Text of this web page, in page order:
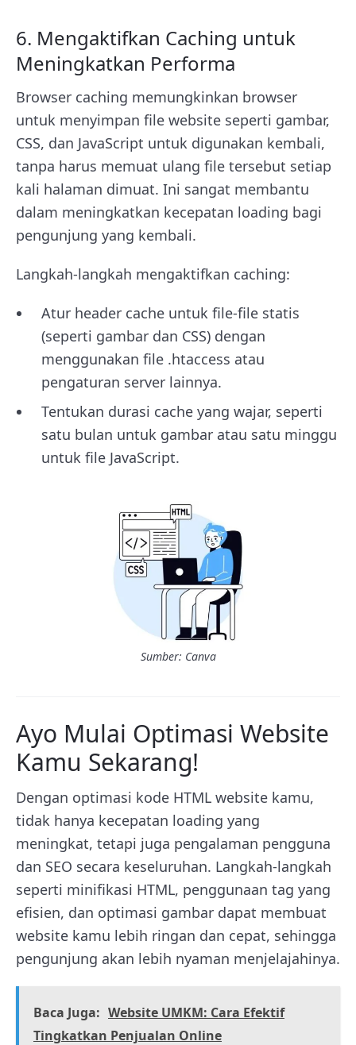
6. Mengaktifkan Caching untuk
Meningkatkan Performa
Browser caching memungkinkan browser
untuk menyimpan file website seperti gambar,
CSS, dan JavaScript untuk digunakan kembali,
tanpa harus memuat ulang file tersebut setiap
kali halaman dimuat. Ini sangat membantu
dalam meningkatkan kecepatan loading bagi
pengunjung yang kembali.
Langkah-langkah mengaktifkan caching:
Atur header cache untuk file-file statis
(seperti gambar dan CSS) dengan
menggunakan file .htaccess atau
pengaturan server lainnya.
Tentukan durasi cache yang wajar, seperti
satu bulan untuk gambar atau satu minggu
untuk file JavaScript.
Sumber: Canva
Ayo Mulai Optimasi Website
Kamu Sekarang!
Dengan optimasi kode HTML website kamu,
tidak hanya kecepatan loading yang
meningkat, tetapi juga pengalaman pengguna
dan SEO secara keseluruhan. Langkah-langkah
seperti minifikasi HTML, penggunaan tag yang
efisien, dan optimasi gambar dapat membuat
website kamu lebih ringan dan cepat, sehingga
pengunjung akan lebih nyaman menjelajahinya.
Baca Juga: Website UMKM: Cara Efektif
Tingkatkan Penjualan Online